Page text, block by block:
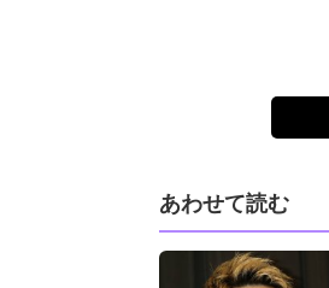
あわせて読む